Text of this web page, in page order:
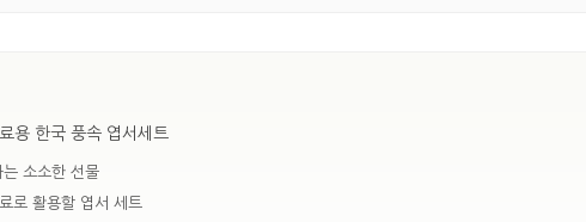
용 한국 풍속 엽서세트
소소한 선물
로 활용할 엽서 세트